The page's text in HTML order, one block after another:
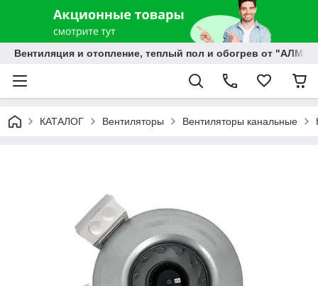
Вентиляция и отопление, теплый пол и обогрев от
КАТАЛОГ Вентиляторы Вентиляторы канальные